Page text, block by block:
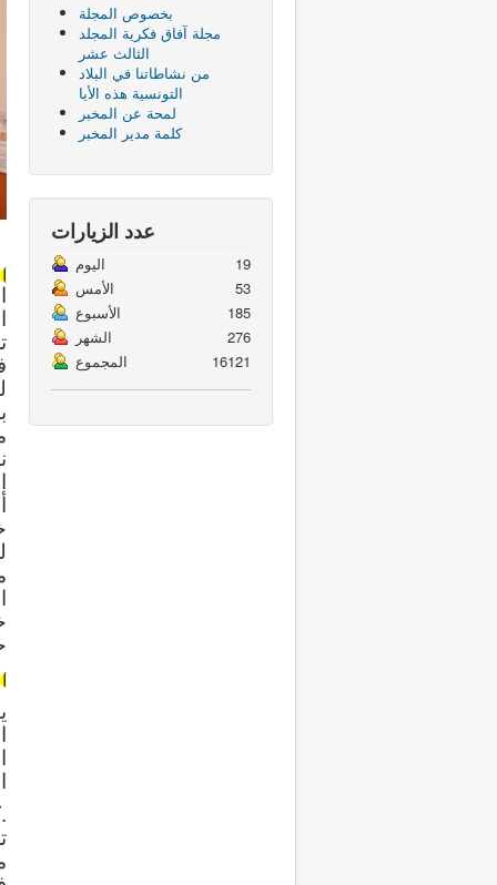
بخصوص المجلة
مجلة آفاق فكرية المجلد
الثالث عشر
من نشاطاتنا في البلاد
التونسية هذه الأيا
لمحة عن المخبر
كلمة مدير المخبر
عدد الزيارات
اليوم
19
الأمس
53
الأسبوع
185
الشهر
276
المجموع
16121